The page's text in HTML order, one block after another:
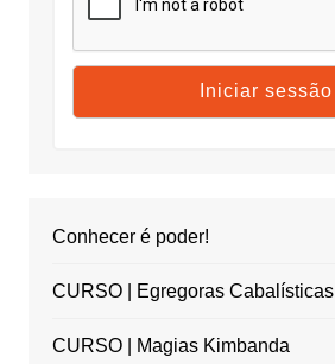
Conhecer é poder!
CURSO | Egregoras Cabalísticas
CURSO | Magias Kimbanda